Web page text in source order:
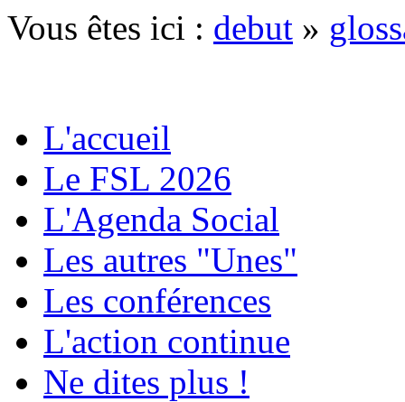
Vous êtes ici : debut »
L'accueil
Le FSL 2026
L'Agenda Social
Les autres "Unes"
Les conférences
L'action continue
Ne dites plus !